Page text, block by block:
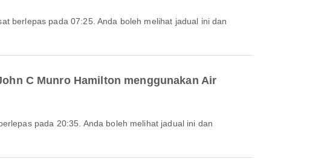
C Munro Hamilton menggunakan Air